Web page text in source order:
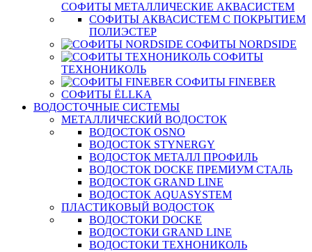
СОФИТЫ МЕТАЛЛИЧЕСКИЕ АКВАСИСТЕМ
СОФИТЫ АКВАСИСТЕМ С ПОКРЫТИЕМ
ПОЛИЭСТЕР
СОФИТЫ NORDSIDE
СОФИТЫ
ТЕХНОНИКОЛЬ
СОФИТЫ FINEBER
СОФИТЫ ЁLLKA
ВОДОСТОЧНЫЕ СИСТЕМЫ
МЕТАЛЛИЧЕСКИЙ ВОДОСТОК
ВОДОСТОК OSNO
ВОДОСТОК STYNERGY
ВОДОСТОК МЕТАЛЛ ПРОФИЛЬ
ВОДОСТОК DOCKE ПРЕМИУМ СТАЛЬ
ВОДОСТОК GRAND LINE
ВОДОСТОК AQUASYSTEM
ПЛАСТИКОВЫЙ ВОДОСТОК
ВОДОСТОКИ DOCKE
ВОДОСТОКИ GRAND LINE
ВОДОСТОКИ ТЕХНОНИКОЛЬ